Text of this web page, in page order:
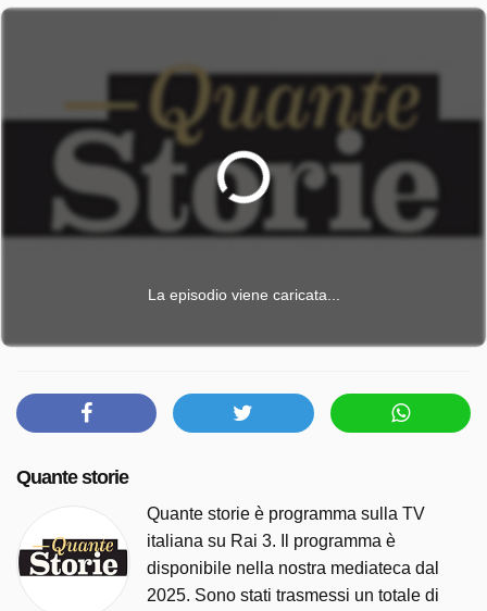
La episodio viene caricata...
Quante storie
Quante storie è programma sulla TV
italiana su Rai 3. Il programma è
disponibile nella nostra mediateca dal
2025. Sono stati trasmessi un totale di